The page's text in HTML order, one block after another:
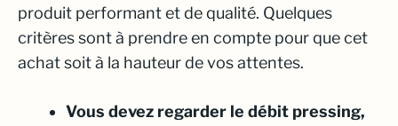
produit performant et de qualité. Quelques
critères sont à prendre en compte pour que cet
achat soit à la hauteur de vos attentes.
Vous devez regarder le débit pressing,